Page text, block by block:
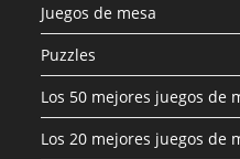
Juegos de mesa
Puzzles
Los 50 mejores juegos de
Los 20 mejores juegos de